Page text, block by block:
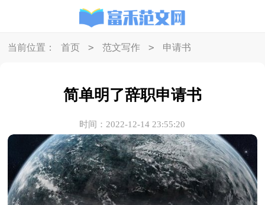
当前位置： 首页 > 范文写作 > 申请书
简单明了辞职申请书
时间：2022-12-14 23:55:20